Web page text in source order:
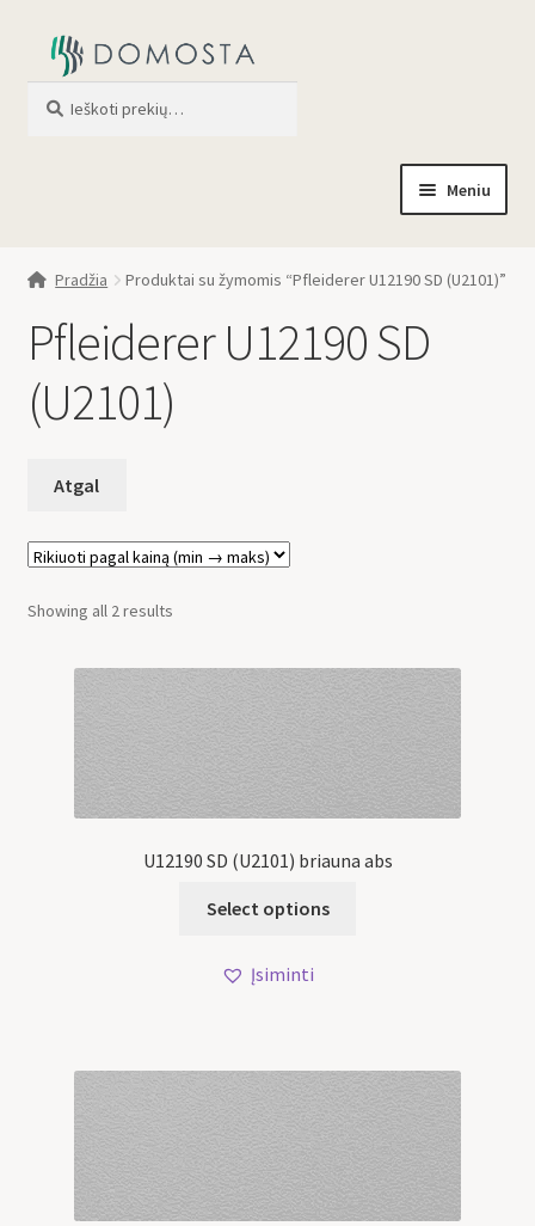
Meniu
Profilis
Pradžia Produktai su žymomis “Pfleiderer U12190 SD (U2101)”
Pfleiderer U12190 SD
(U2101)
Showing all 2 results
U12190 SD (U2101) briauna abs
Select options
Įsiminti